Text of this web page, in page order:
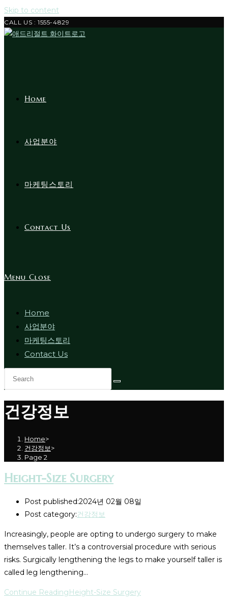
Skip to content
CALL US : 1555-4829
Home
사업분야
마케팅스토리
Contact Us
Menu Close
Home
사업분야
마케팅스토리
Contact Us
건강정보
Home>
건강정보>
Page 2
Height-Size Surgery
Post published:2024년 02월 08일
Post category:건강정보
Increasingly, people are opting to undergo surgery to make
themselves taller. It’s a controversial procedure with serious
risks. Surgically lengthening the legs to make yourself taller is
called leg lengthening…
Continue ReadingHeight-Size Surgery